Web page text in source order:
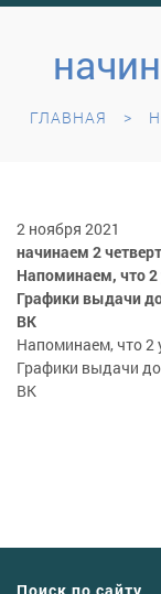
ГЛАВНАЯ
2 ноября 2021
начинаем 2
Напоминаем, что 2
Графики выдачи
ВК
Напоминаем, что 2
Графики выдачи
ВК